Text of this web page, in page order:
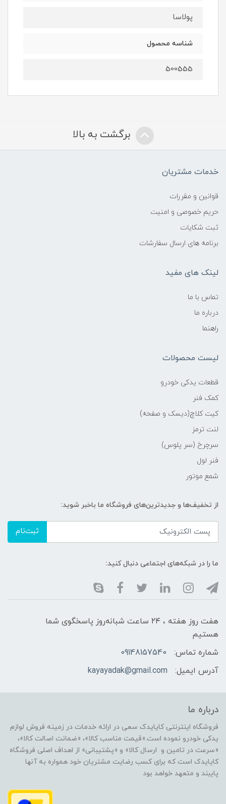
پولاسا
شناسه محصول
500555
برگشت به بالا
خدمات مشتریان
قوانین و مقررات
حریم خصوصی و امنیت
ثبت شکایات
برنامه های ارسال سفارشات
لینک های مفید
تماس با ما
درباره ما
راهنما
لیست محصولات
قطعات یدکی خودرو
کمک فنر
کیت کلاچ(دیسک و صفحه)
لنت ترمز
سرچرخ (سر پلوس)
فنر لول
شمع موتور
از تخفیف‌ها و جدیدترین‌های فروشگاه ما باخبر شوید:
ثبت‌نام
ما را در شبکه‌های اجتماعی دنبال کنید:
هفت روز هفته ، ۲۴ ساعت شبانه‌روز پاسخگوی شما
هستیم
شماره تماس:
09148157540
آدرس ایمیل:
kayayadak@gmail.com
درباره ما
فروشگاه اینترنتی کایایدک سعی در ارائه خدمات در زمینه فروش لوازم
یدکی خودرو نموده است.«قیمت مناسب کالا»، «ضمانت اصالت کالا»،
«سرعت در تامین و ارسال کالا» و «پشتیبانی» از اهداف اصلی فروشگاه
کایایدک است که برای کسب رضایت مشتریان خود همواره به آنها
پایبند و متعهد خواهد بود